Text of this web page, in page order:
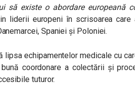
să existe o abordare europeană
liderii europeni în scrisoarea
Spaniei și Poloniei.
lipsa echipamentelor medicale cu
coordonare a colectării și
tuturor.